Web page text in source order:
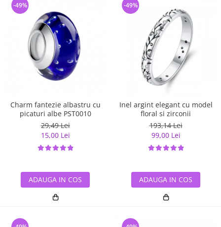
Charm fantezie albastru cu
picaturi albe PST0010
29,49 Lei
15,00 Lei
-49%
ADAUGA IN COS
Inel argint elegant cu model
floral si zirconii
193,14 Lei
99,00 Lei
-49%
ADAUGA IN COS